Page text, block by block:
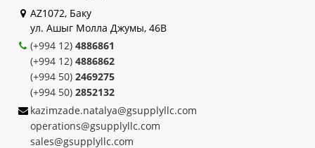
AZ1072, Баку
ул. Ашыг Молла Джумы, 46B
(+994 12) 4886861
(+994 12) 4886862
(+994 50) 2469275
(+994 50) 2852132
kazimzade.natalya@gsupplyllc.com
operations@gsupplyllc.com
sales@gsupplyllc.com